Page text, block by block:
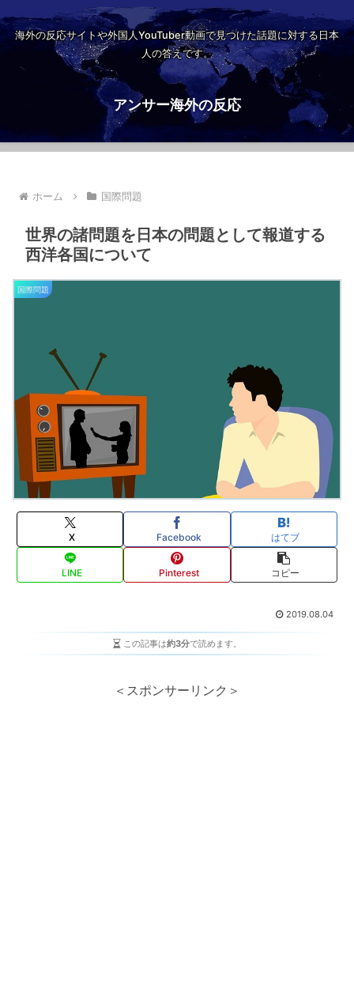
海外の反応サイトや外国人YouTuber動画で見つけた話題に対する日本
人の答えです。
アンサー海外の反応
ホーム 国際問題
世界の諸問題を日本の問題として報道する
西洋各国について
国際問題
X Facebook はてブ
LINE Pinterest コピー
2019.08.04
この記事は約3分で読めます。
＜スポンサーリンク＞